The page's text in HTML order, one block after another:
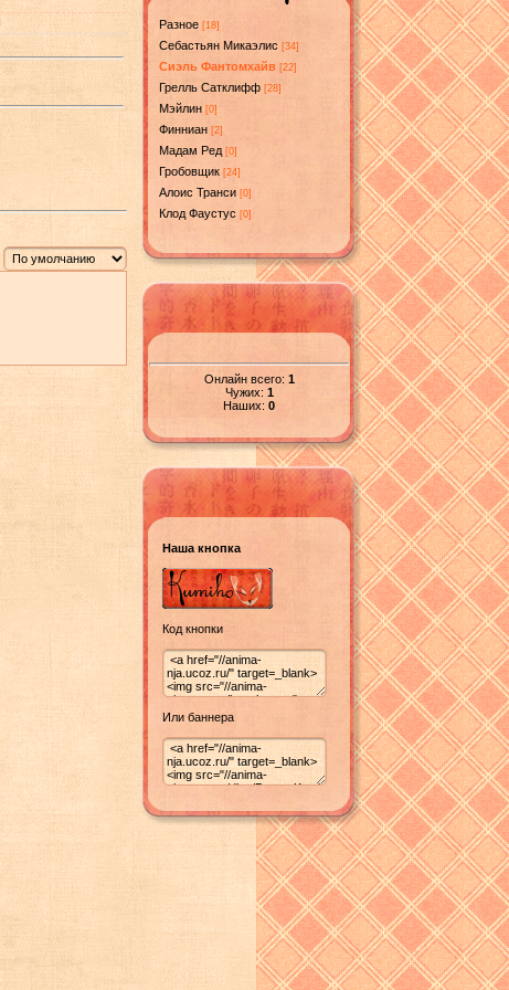
Разное [18]
Себастьян Микаэлис [34]
Сиэль Фантомхайв [22]
Грелль Сатклифф [28]
Мэйлин [0]
Финниан [2]
Мадам Ред [0]
Гробовщик [24]
Алоис Транси [0]
Клод Фаустус [0]
Онлайн всего: 1
Чужих: 1
Наших: 0
Наша кнопка
Код кнопки
Или баннера